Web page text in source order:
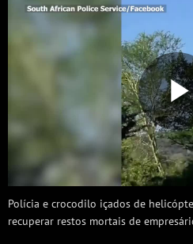
Polícia e crocodilo içados de
recuperar restos mortais de